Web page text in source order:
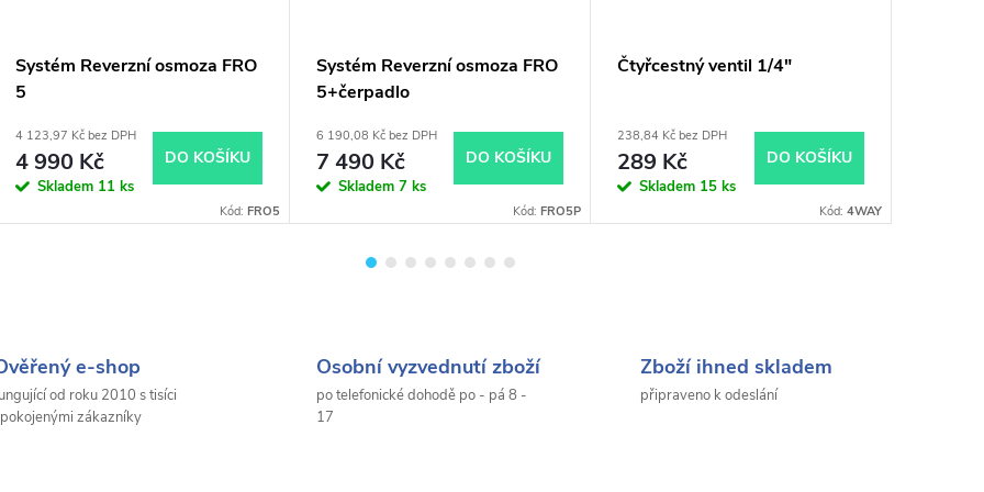
Systém Reverzní osmoza FRO
5
4 123,97 Kč bez DPH
4 990 Kč
Skladem 11 ks
DO KOŠÍKU
Kód: FRO5
Systém Reverzní osmoza FRO
5+čerpadlo
6 190,08 Kč bez DPH
7 490 Kč
Skladem 7 ks
DO KOŠÍKU
Kód: FRO5P
Čtyřcestný ventil 1/4"
238,84 Kč bez DPH
289 Kč
Skladem 15 ks
DO KOŠÍKU
Kód: 4WAY
e-shop
od roku 2010 s tisíci
zákazníky
Osobní vyzvednutí zboží
po telefonické dohodě po - pá 8 -
17
Zboží ihned skladem
připraveno k odeslání